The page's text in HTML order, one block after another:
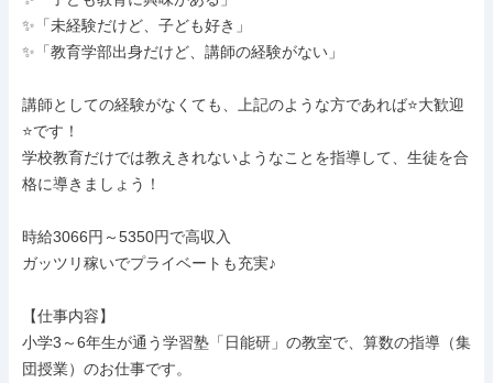
✨「未経験だけど、子ども好き」
✨「教育学部出身だけど、講師の経験がない」
講師としての経験がなくても、上記のような方であれば⭐️大歓迎
⭐️です！
学校教育だけでは教えきれないようなことを指導して、生徒を合
格に導きましょう！
時給3066円～5350円で高収入
ガッツリ稼いでプライベートも充実♪
【仕事内容】
小学3～6年生が通う学習塾「日能研」の教室で、算数の指導（集
団授業）のお仕事です。